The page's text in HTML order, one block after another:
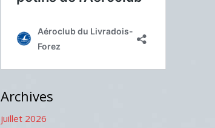
Archives
juillet 2026